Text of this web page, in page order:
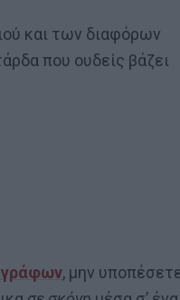
και των διαφόρων
που ουδείς βάζει
γράφων, μην